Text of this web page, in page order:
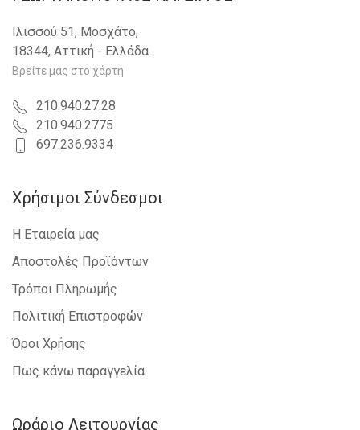
VOLVO - C70 - 2010-
VOLVO - C30 - 2007-2010
Ιλισσού 51, Μοσχάτο,
18344, Αττική - Ελλάδα
Βρείτε μας στο χάρτη
210.940.27.28
210.940.2775
697.236.9334
Χρήσιμοι Σύνδεσμοι
Η Εταιρεία μας
Αποστολές Προϊόντων
Τρόποι Πληρωμής
Πολιτική Επιστροφών
Όροι Χρήσης
Πως κάνω παραγγελία
Ωράριο Λειτουργίας